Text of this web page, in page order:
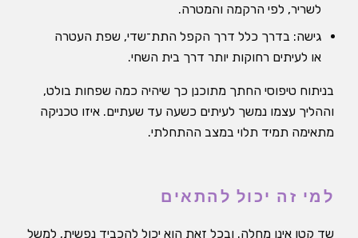
לשריר, לפי הרקמה והמטרה.
גישה: בדרך כלל דרך הקפל התת־שדי, שפת העטרה
או לעיתים רחוקות יותר דרך בית השחי.
בניתוח טיפוסי החתך מתוכנן כך שיהיה כמה שפחות בולט,
וההליך עצמו נמשך לעיתים כשעה עד שעתיים. איזו טכניקה
מתאימה תמיד תלוי במצב ההתחלתי.
למי זה יכול להתאים
שד קטן אינו מחלה. ובכל זאת הוא יכול להכביד נפשית, למשל